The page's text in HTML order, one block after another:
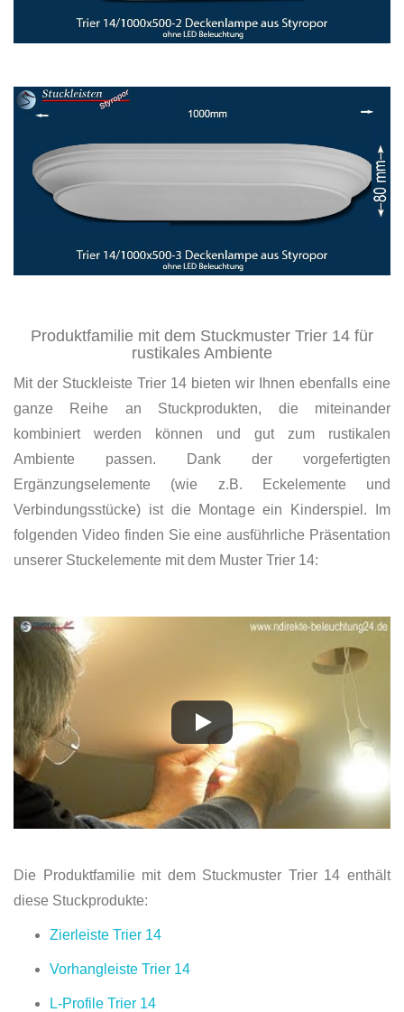
Produktfamilie mit dem Stuckmuster Trier 14 für
rustikales Ambiente
Mit der Stuckleiste Trier 14 bieten wir Ihnen ebenfalls eine
ganze Reihe an Stuckprodukten, die miteinander
kombiniert werden können und gut zum rustikalen
Ambiente passen. Dank der vorgefertigten
Ergänzungselemente (wie z.B. Eckelemente und
Verbindungsstücke) ist die Montage ein Kinderspiel. Im
folgenden Video finden Sie eine ausführliche Präsentation
unserer Stuckelemente mit dem Muster Trier 14:
Die Produktfamilie mit dem Stuckmuster Trier 14 enthält
diese Stuckprodukte:
Zierleiste Trier 14
Vorhangleiste Trier 14
L-Profile Trier 14